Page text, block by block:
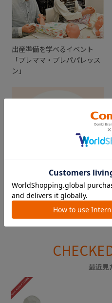
出産準備を学べるイベント
「プレママ・プレパパレッス
ン」
出産準備の参考に。実際に使
ってみた感想をチェック！
最近見